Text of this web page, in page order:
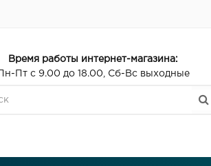
Время работы интернет-магазина:
Пн-Пт с 9.00 до 18.00, Сб-Вс выходные